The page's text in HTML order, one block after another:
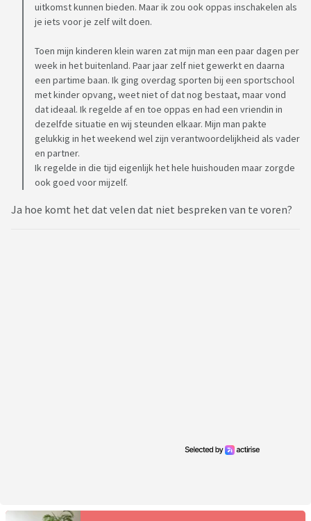
uitkomst kunnen bieden. Maar ik zou ook oppas inschakelen als
je iets voor je zelf wilt doen.
Toen mijn kinderen klein waren zat mijn man een paar dagen per
week in het buitenland. Paar jaar zelf niet gewerkt en daarna
een partime baan. Ik ging overdag sporten bij een sportschool
met kinder opvang, weet niet of dat nog bestaat, maar vond
dat ideaal. Ik regelde af en toe oppas en had een vriendin in
dezelfde situatie en wij steunden elkaar. Mijn man pakte
gelukkig in het weekend wel zijn verantwoordelijkheid als vader
en partner.
Ik regelde in die tijd eigenlijk het hele huishouden maar zorgde
ook goed voor mijzelf.
Ja hoe komt het dat velen dat niet bespreken van te voren?